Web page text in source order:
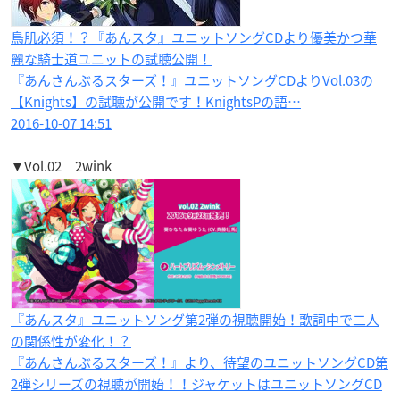
鳥肌必須！？『あんスタ』ユニットソングCDより優美かつ華
麗な騎士道ユニットの試聴公開！
『あんさんぶるスターズ！』ユニットソングCDよりVol.03の
【Knights】の試聴が公開です！KnightsPの語…
2016-10-07 14:51
▼Vol.02 2wink
『あんスタ』ユニットソング第2弾の視聴開始！歌詞中で二人
の関係性が変化！？
『あんさんぶるスターズ！』より、待望のユニットソングCD第
2弾シリーズの視聴が開始！！ジャケットはユニットソングCD